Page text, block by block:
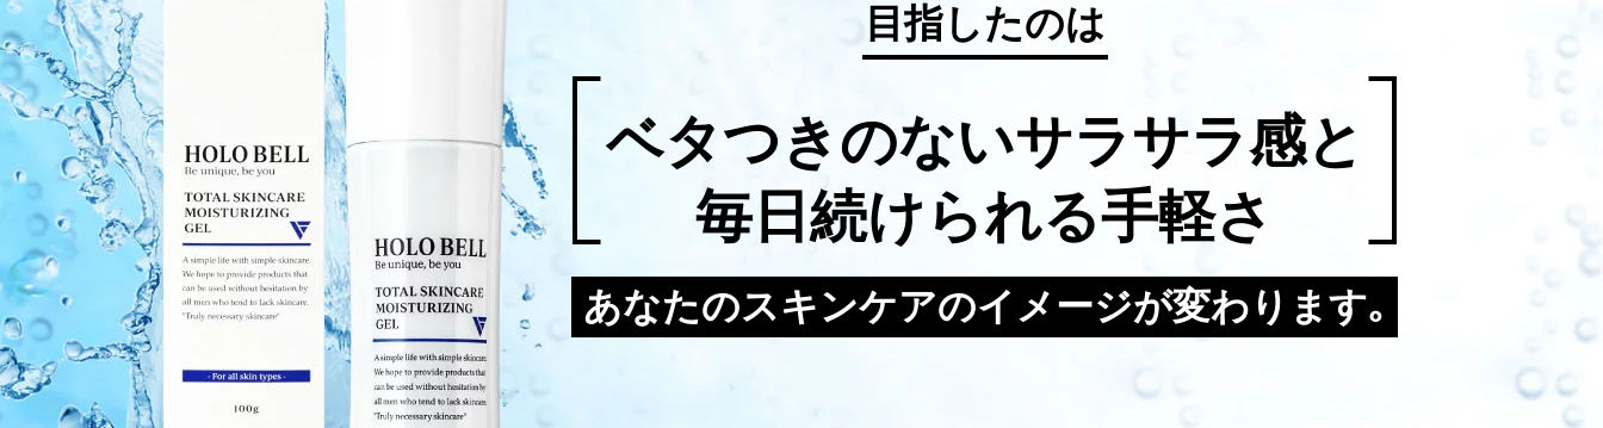
目指したのは
ベタつきのないサラサラ感と
毎日続けられる手軽さ
あなたのスキンケアのイメージが変わります｡